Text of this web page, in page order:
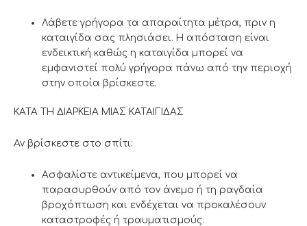
Λάβετε γρήγορα τα απαραίτητα μέτρα, πριν η
καταιγίδα σας πλησιάσει. Η απόσταση είναι
ενδεικτική καθώς η καταιγίδα μπορεί να
εμφανιστεί πολύ γρήγορα πάνω από την περιοχή
στην οποία βρίσκεστε.
ΚΑΤΑ ΤΗ ΔΙΑΡΚΕΙΑ ΜΙΑΣ ΚΑΤΑΙΓΙΔΑΣ
Αν βρίσκεστε στο σπίτι:
Ασφαλίστε αντικείμενα, που μπορεί να
παρασυρθούν από τον άνεμο ή τη ραγδαία
βροχόπτωση και ενδέχεται να προκαλέσουν
καταστροφές ή τραυματισμούς.